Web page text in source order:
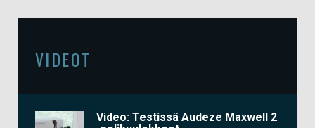
VIDEOT
Video: Testissä Audeze Maxwell 2